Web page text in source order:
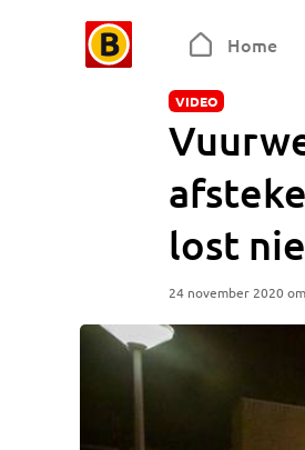
Home
VIDEO
lost
24 november 2020